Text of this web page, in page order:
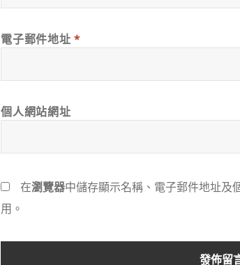
電子郵件地址 *
個人網站網址
在瀏覽器中儲存顯示名稱、電子郵件地址及
用。